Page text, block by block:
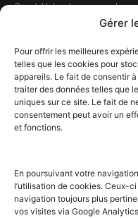
Gérer
Pour offrir les meilleures
telles que les cookies pour
appareils. Le fait de consentir
traiter des données telles que
uniques sur ce site. Le fait de
consentement peut avoir un
et fonctions.
En poursuivant votre
l’utilisation de cookies. Ceux-
navigation toujours plus
vos visites via Google
Crest-Voland
Embrun
Flumet
Frontignan
Gourette
Gruissan
Hendaye
Hossegor
Luz-
Achat de vélo
Atelier vélo
Livraison à domicile
Itinéraires vélo